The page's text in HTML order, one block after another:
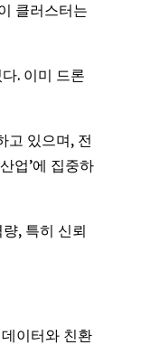
클러스터는
. 이미 드론
고 있으며, 전
업’에 집중하
, 특히 신뢰
이터와 친환